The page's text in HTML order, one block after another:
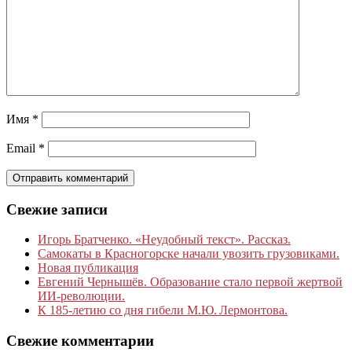
Имя *
Email *
Свежие записи
Игорь Братченко. «Неудобный текст». Рассказ.
Самокаты в Красногорске начали увозить грузовиками.
Новая публикация
Евгений Чернышёв. Образование стало первой жертвой
ИИ-революции.
К 185‑летию со дня гибели М.Ю. Лермонтова.
Свежие комментарии